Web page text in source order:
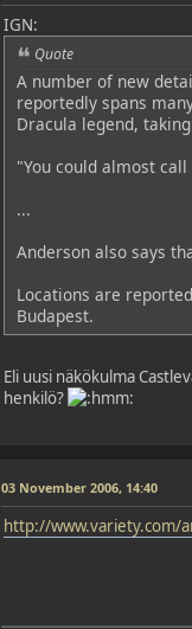
IGN:
Quote
A number of new
reportedly spans
Dracula legend,
"You could almost
...
Anderson also says
Locations are
Budapest.
Eli uusi näkökulma
henkilö?
03 November 2006, 14:40
http://www.variety.com/